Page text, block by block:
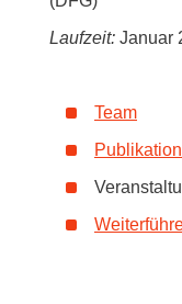
Laufzeit: Januar
Team